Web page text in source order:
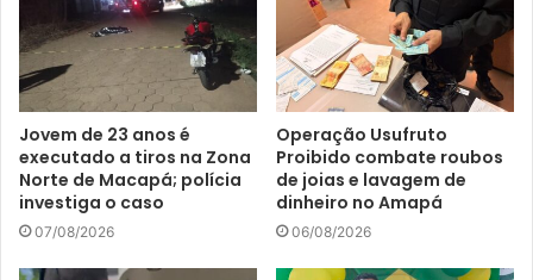
Jovem de 23 anos é
executado a tiros na Zona
Norte de Macapá; polícia
investiga o caso
07/08/2026
Operação Usufruto
Proibido combate roubos
de joias e lavagem de
dinheiro no Amapá
06/08/2026